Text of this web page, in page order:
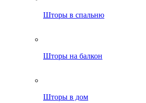
Шторы в спальню
Шторы на балкон
Шторы в дом